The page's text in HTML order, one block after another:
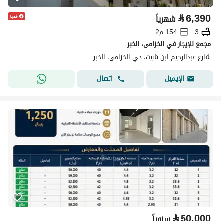
⃁6,390 شهرياً
3
154 م2
مجمع للإيجار في الخزامى، الخبر
شارع عبدالرحيم ابن شيت، حي الخزامى، الخبر
الإيميل
اتصال